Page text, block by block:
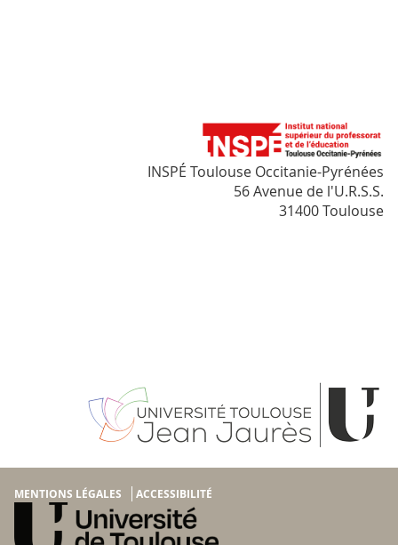
INSPÉ Toulouse Occitanie-Pyrénées
56 Avenue de l'U.R.S.S.
31400 Toulouse
MENTIONS LÉGALES ACCESSIBILITÉ